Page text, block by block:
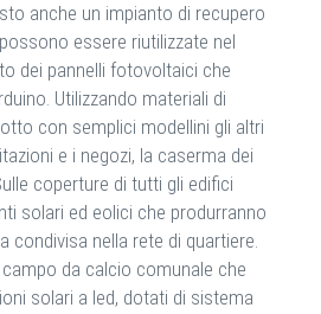
anche un impianto di recupero
essere riutilizzate nel
dei pannelli fotovoltaici che
Utilizzando materiali di
con semplici modellini gli altri
e i negozi, la caserma dei
coperture di tutti gli edifici
solari ed eolici che produrranno
condivisa nella rete di quartiere.
da calcio comunale che
solari a led, dotati di sistema